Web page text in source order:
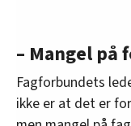
– Mangel på
Fagforbundets
ikke er at det er